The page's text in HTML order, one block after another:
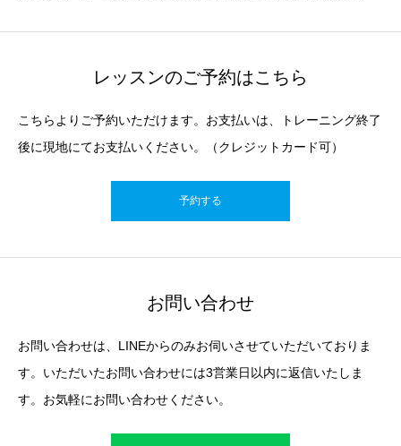
レッスンのご予約はこちら
こちらよりご予約いただけます。お支払いは、トレーニング終了
後に現地にてお支払いください。（クレジットカード可）
予約する
お問い合わせ
お問い合わせは、LINEからのみお伺いさせていただいておりま
す。いただいたお問い合わせには3営業日以内に返信いたしま
す。お気軽にお問い合わせください。